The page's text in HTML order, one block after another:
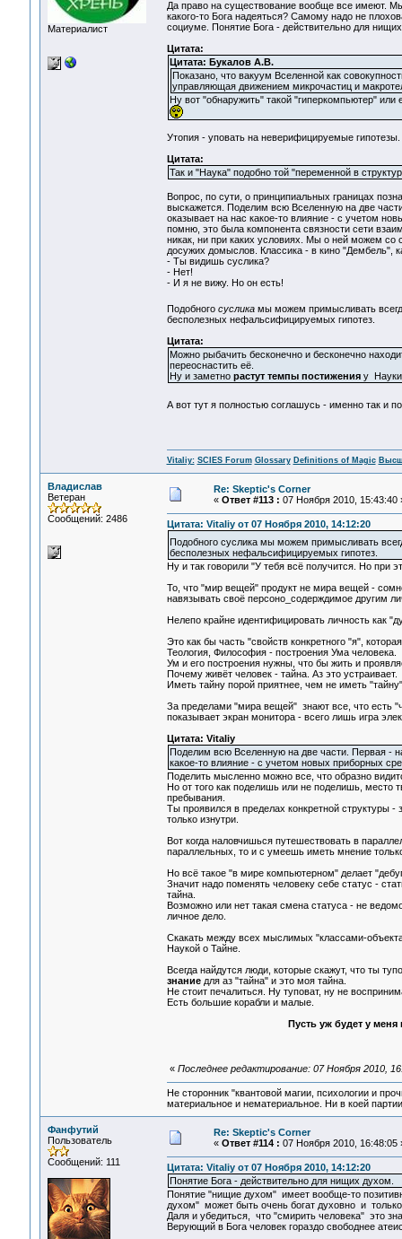
Материалист
Да право на существование вообще все имеют.
какого-то Бога надеяться? Самому надо не
социуме. Понятие Бога - действительно для
Цитата:
Цитата: Букалов А.В.
Показано, что вакуум Вселенной как
управляющая движением микрочастиц и
Ну вот "обнаружить" такой "гиперкомпьютер" или
Утопия - уповать на неверифицируемые
Цитата:
Так и "Наука" подобно той "переменной в
Вопрос, по сути, о принципиальных границах
выскажется. Поделим всю Вселенную на две
оказывает на нас какое-то влияние - с учетом
помню, это была компонента связности сети
никак, ни при каких условиях. Мы о ней можем со
досужих домыслов. Классика - в кино "Дембель",
- Ты видишь суслика?
- Нет!
- И я не вижу. Но он есть!
Подобного сусликамы можем примысливать
бесполезных нефальсифицируемых гипотез.
Цитата:
Можно рыбачить бесконечно и бесконечно
переоснастить её.
Ну и заметно растут темпы постиженияу Науки.
А вот тут я полностью соглашусь - именно так и
Vitaliy: SCIES Forum Glossary Definitions of Magic
Владислав
Ветеран
Сообщений: 2486
Re: Skeptic's Corner
« Ответ #113 : 07 Ноября 2010, 15:43:40
Цитата: Vitaliy от 07 Ноября 2010, 14:12:20
Подобного суслика мы можем примысливать
бесполезных нефальсифицируемых гипотез.
Ну и так говорили "У тебя всё получится. Но
То, что "мир вещей" продукт не мира вещей -
навязывать своё персоно_содерждимое другим
Нелепо крайне идентифицировать личность как
Это как бы часть "свойств конкретного "я",
Теология, Философия - построения Ума человека.
Ум и его построения нужны, что бы жить и
Почему живёт человек - тайна. Аз это устраивает.
Иметь тайну порой приятнее, чем не иметь
За пределами "мира вещей" знают все, что есть
показывает экран монитора - всего лишь игра
Цитата: Vitaliy
Поделим всю Вселенную на две части. Первая -
какое-то влияние - с учетом новых приборных
Поделить мысленно можно все, что образно
Но от того как поделишь или не поделишь, место
пребывания.
Ты проявился в пределах конкретной структуры
только изнутри.
Вот когда наловчишься путешествовать в
параллельных, то и с умеешь иметь мнение
Но всё такое "в мире компьютерном" делает
Значит надо поменять человеку себе статус -
тайна.
Возможно или нет такая смена статуса - не
личное дело.
Скакать между всех мыслимых "классами-
Наукой о Тайне.
Всегда найдутся люди, которые скажут, что ты
знание для аз "тайна" и это моя тайна.
Не стоит печалиться. Ну туповат, ну не
Есть большие корабли и малые.
Пусть уж будет у
« Последнее редактирование: 07 Ноября 2010,
Не сторонник "квантовой магии, психологии и
материальное и нематериальное. Ни в коей
Фанфутий
Пользователь
Сообщений: 111
Re: Skeptic's Corner
« Ответ #114 : 07 Ноября 2010, 16:48:05
Цитата: Vitaliy от 07 Ноября 2010, 14:12:20
Понятие Бога - действительно для нищих духом.
Понятие "нищие духом" имеет вообще-то
духом" может быть очень богат духовно и
Даля и убедиться, что "смирить человека" это
Верующий в Бога человек гораздо свободнее